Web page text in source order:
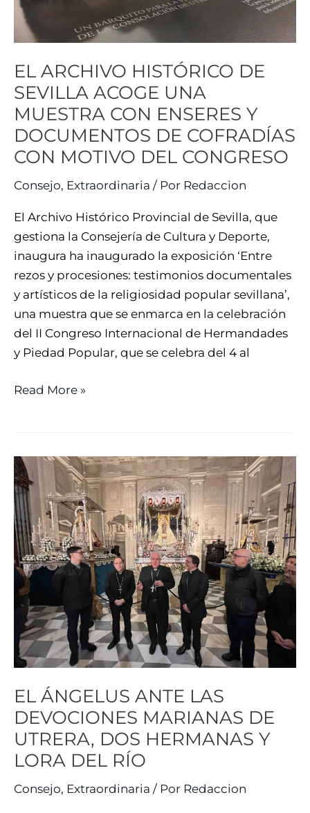
EL ARCHIVO HISTÓRICO DE
SEVILLA ACOGE UNA
MUESTRA CON ENSERES Y
DOCUMENTOS DE COFRADÍAS
CON MOTIVO DEL CONGRESO
Consejo, Extraordinaria / Por Redaccion
El Archivo Histórico Provincial de Sevilla, que
gestiona la Consejería de Cultura y Deporte,
inaugura ha inaugurado la exposición ‘Entre
rezos y procesiones: testimonios documentales
y artísticos de la religiosidad popular sevillana’,
una muestra que se enmarca en la celebración
del II Congreso Internacional de Hermandades
y Piedad Popular, que se celebra del 4 al
MUESTRA
CON
Y
DOCUMENTOS
DE
COFRADÍAS
CON
CONGRESO
Read More »
EL ÁNGELUS ANTE LAS
DEVOCIONES MARIANAS DE
UTRERA, DOS HERMANAS Y
LORA DEL RÍO
Consejo, Extraordinaria / Por Redaccion
EL
ÁNGELUS
ANTE
LAS
DEVOCIONES
MARIANAS
DE
UTRERA,
DOS
HERMANAS
Y
DEL
RÍO